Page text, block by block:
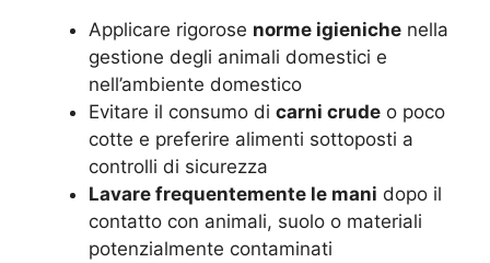
Applicare rigorose norme igieniche nella
gestione degli animali domestici e
nell’ambiente domestico
Evitare il consumo di carni crude o poco
cotte e preferire alimenti sottoposti a
controlli di sicurezza
Lavare frequentemente le mani dopo il
contatto con animali, suolo o materiali
potenzialmente contaminati